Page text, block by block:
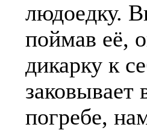
людоедку.
поймав её,
дикарку к
заковывает
погребе,